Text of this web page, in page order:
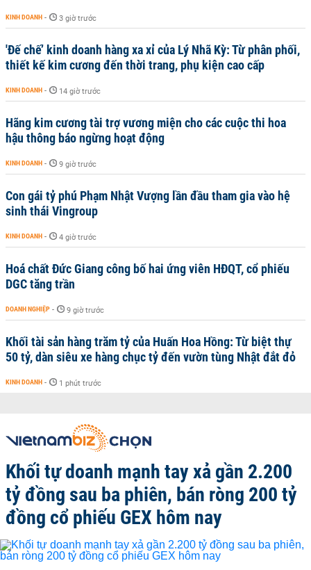
KINH DOANH - 3 giờ trước
'Đế chế’ kinh doanh hàng xa xỉ của Lý Nhã Kỳ: Từ phân phối,
thiết kế kim cương đến thời trang, phụ kiện cao cấp
KINH DOANH - 14 giờ trước
Hãng kim cương tài trợ vương miện cho các cuộc thi hoa
hậu thông báo ngừng hoạt động
KINH DOANH - 9 giờ trước
Con gái tỷ phú Phạm Nhật Vượng lần đầu tham gia vào hệ
sinh thái Vingroup
KINH DOANH - 4 giờ trước
Hoá chất Đức Giang công bố hai ứng viên HĐQT, cổ phiếu
DGC tăng trần
DOANH NGHIỆP - 9 giờ trước
Khối tài sản hàng trăm tỷ của Huấn Hoa Hồng: Từ biệt thự
50 tỷ, dàn siêu xe hàng chục tỷ đến vườn tùng Nhật đắt đỏ
KINH DOANH - 1 phút trước
Khối tự doanh mạnh tay xả gần 2.200
tỷ đồng sau ba phiên, bán ròng 200 tỷ
đồng cổ phiếu GEX hôm nay